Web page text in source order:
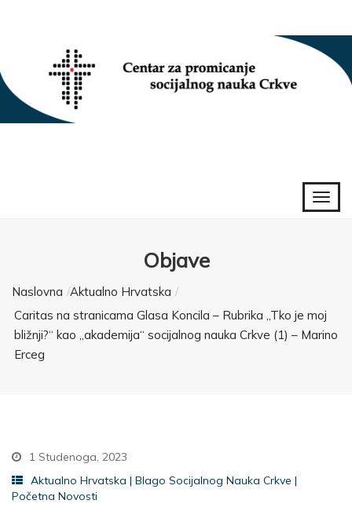
Objave
Naslovna Aktualno Hrvatska
Caritas na stranicama Glasa Koncila – Rubrika „Tko je moj
bližnji?“ kao „akademija“ socijalnog nauka Crkve (1) – Marino
Erceg
1 Studenoga, 2023
Aktualno Hrvatska | Blago Socijalnog Nauka Crkve |
Početna Novosti